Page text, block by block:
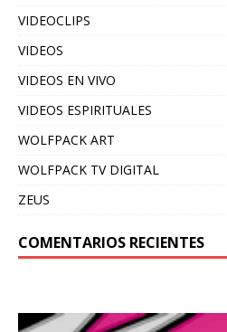
VIDEOCLIPS
VIDEOS
VIDEOS EN VIVO
VIDEOS ESPIRITUALES
WOLFPACK ART
WOLFPACK TV DIGITAL
ZEUS
COMENTARIOS RECIENTES